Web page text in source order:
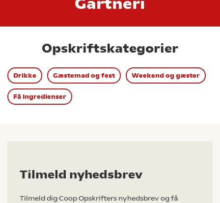
Opskriftskategorier
Drikke Gæstemad og fest Weekend og gæster
Få ingredienser
Tilmeld nyhedsbrev
Tilmeld dig Coop Opskrifters nyhedsbrev og få